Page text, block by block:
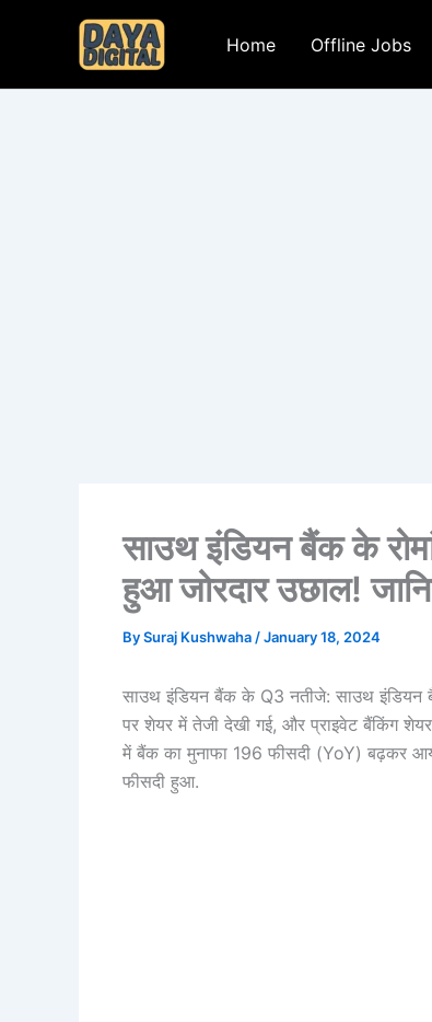
Home Offline Jobs
साउथ इंडियन बैंक के
हुआ जोरदार उछाल!
BySuraj Kushwaha /January 18, 2024
साउथ इंडियन बैंक के Q3 नतीजे: साउथ इंडियन
पर शेयर में तेजी देखी गई, और प्राइवेट बैंकिंग
में बैंक का मुनाफा 196 फीसदी (YoY) बढ़कर
फीसदी हुआ.